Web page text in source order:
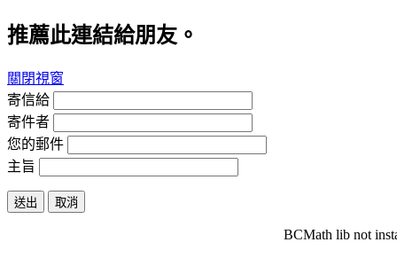
推薦此連結給朋友。
關閉視窗
寄信給
寄件者
您的郵件
主旨
送出 取消
BCMath lib not